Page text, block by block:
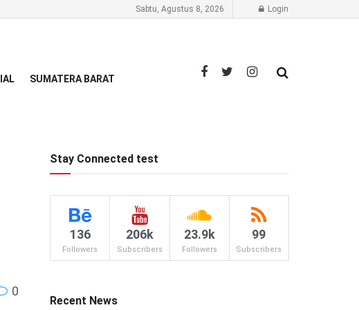
Sabtu, Agustus 8, 2026 Login
SUMATERA BARAT
0
Stay Connected test
136
Followers
206k
Subscribers
23.9k
Followers
99
Subscribers
Recent News